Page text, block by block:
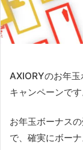
AXIORYのお年
キャンペーンです
お年玉ボーナス
で、確実にボー